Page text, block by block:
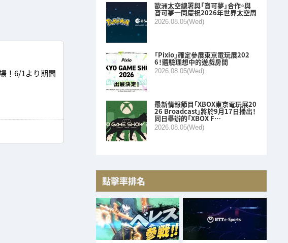
！6/1より期間
歐洲太空總署與「寶可夢」合作。與
寶可夢一同慶祝2026年世界太空周
2026.08.05(Wed)
「Pixio」確定參展東京電玩展202
6！體驗理想中的遊戲房間
2026.08.05(Wed)
最新情報節目「XBOX東京電玩展20
26 Broadcast」將於9月17日播出！
同日舉辦的「XBOX F…
2026.08.05(Wed)
點擊率排名